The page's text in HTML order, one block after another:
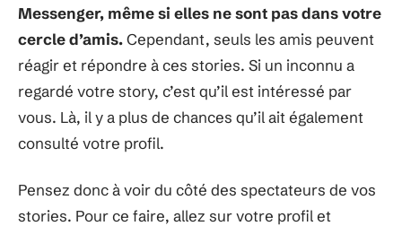
Messenger, même si elles ne sont pas dans votre
cercle d’amis.Cependant, seuls les amis peuvent
réagir et répondre à ces stories. Si un inconnu a
regardé votre story, c’est qu’il est intéressé par
vous. Là, il y a plus de chances qu’il ait également
consulté votre profil.
Pensez donc à voir du côté des spectateurs de vos
stories. Pour ce faire, allez sur votre profil et